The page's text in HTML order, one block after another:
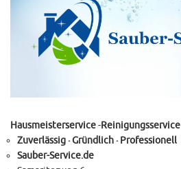
Hausmeisterservice-Reinigungsservice
Zuverlässig · Gründlich · Professionell
Sauber-Service.de